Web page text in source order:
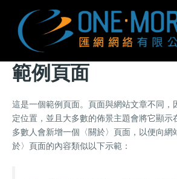
content
範例頁面
這是一個範例頁面。頁面與網站文章不同，
定位置，並且大多數的佈景主題會將它顯示
多數人會新增一個〈關於〉頁面，以便向網
於〉頁面的內容類似以下示範：